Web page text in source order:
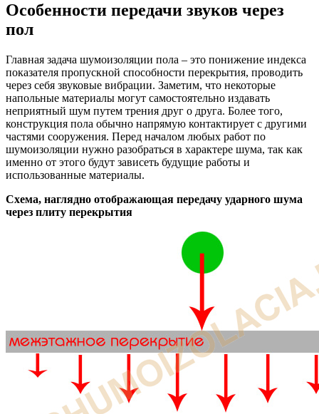
Особенности передачи звуков через
пол
Главная задача шумоизоляции пола – это понижение индекса
показателя пропускной способности перекрытия, проводить
через себя звуковые вибрации. Заметим, что некоторые
напольные материалы могут самостоятельно издавать
неприятный шум путем трения друг о друга. Более того,
конструкция пола обычно напрямую контактирует с другими
частями сооружения. Перед началом любых работ по
шумоизоляции нужно разобраться в характере шума, так как
именно от этого будут зависеть будущие работы и
использованные материалы.
Схема, наглядно отображающая передачу ударного шума
через плиту перекрытия